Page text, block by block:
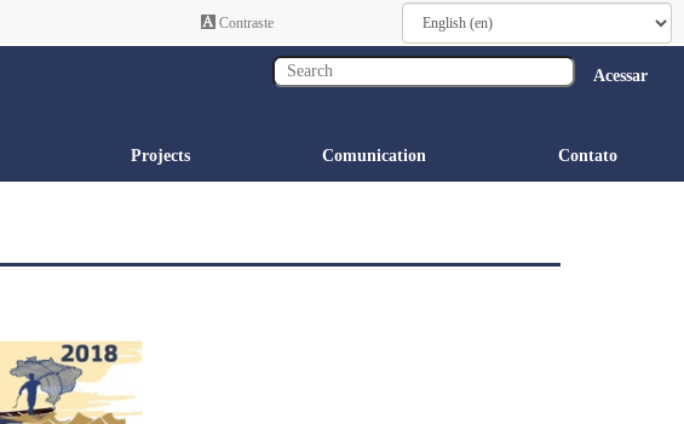
Contraste
Acessar
Projects Comunication Contato